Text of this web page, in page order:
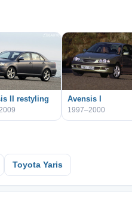
II restyling Avensis I
1997–2000
Toyota Yaris